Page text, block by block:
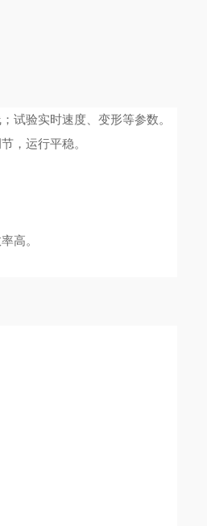
试验实时速度、变形等参数。
，运行平稳。
高。